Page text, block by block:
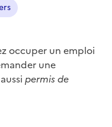
occuper un emploi
une
permis de